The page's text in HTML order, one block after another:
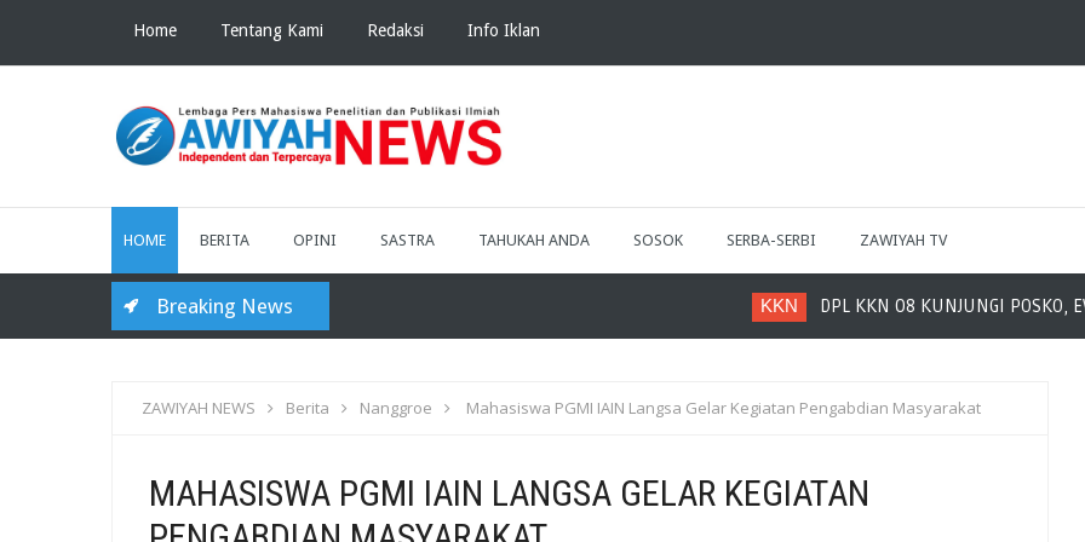
Home Tentang Kami Redaksi Info Iklan
HOME BERITA OPINI SASTRA TAHUKAH ANDA SOSOK SERBA-SERBI ZAWIYAH TV
Breaking News DPL KKN 08 KUNJUNGI POSKO, EVALUASI
ZAWIYAH NEWS Berita Nanggroe Mahasiswa PGMI IAIN Langsa Gelar Kegiatan Pengabdian Masyarakat
MAHASISWA PGMI IAIN LANGSA GELAR KEGIATAN